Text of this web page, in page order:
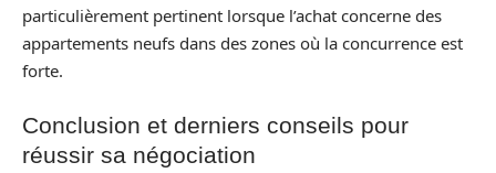
particulièrement pertinent lorsque l’achat concerne des
appartements neufs dans des zones où la concurrence est
forte.
Conclusion et derniers conseils pour
réussir sa négociation